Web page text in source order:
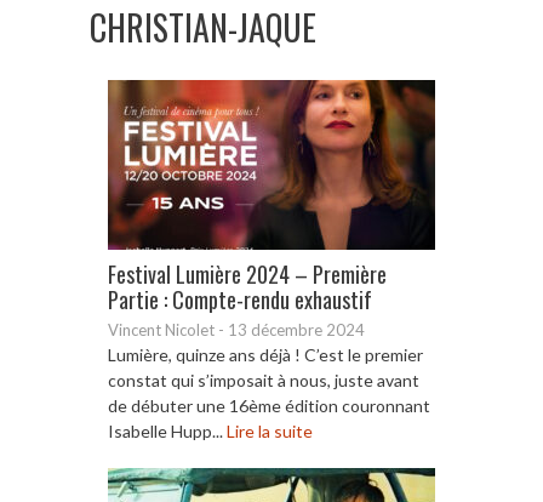
CHRISTIAN-JAQUE
Festival Lumière 2024 – Première
Partie : Compte-rendu exhaustif
Vincent Nicolet - 13 décembre 2024
Lumière, quinze ans déjà ! C’est le premier
constat qui s’imposait à nous, juste avant
de débuter une 16ème édition couronnant
Isabelle Hupp...Lire la suite